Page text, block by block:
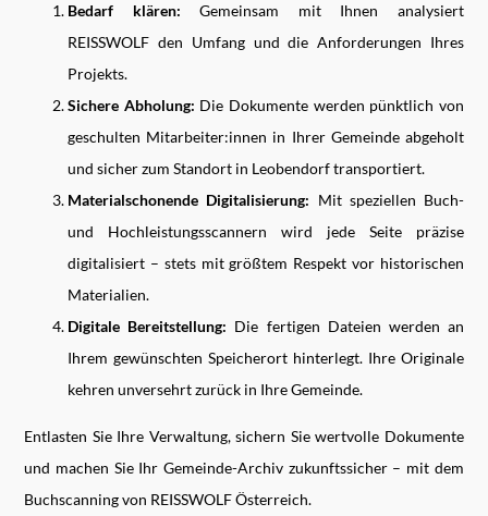
Bedarf klären: Gemeinsam mit Ihnen analysiert
REISSWOLF den Umfang und die Anforderungen Ihres
Projekts.
Sichere Abholung: Die Dokumente werden pünktlich von
geschulten Mitarbeiter:innen in Ihrer Gemeinde abgeholt
und sicher zum Standort in Leobendorf transportiert.
Materialschonende Digitalisierung: Mit speziellen Buch-
und Hochleistungsscannern wird jede Seite präzise
digitalisiert – stets mit größtem Respekt vor historischen
Materialien.
Digitale Bereitstellung: Die fertigen Dateien werden an
Ihrem gewünschten Speicherort hinterlegt. Ihre Originale
kehren unversehrt zurück in Ihre Gemeinde.
Entlasten Sie Ihre Verwaltung, sichern Sie wertvolle Dokumente
und machen Sie Ihr Gemeinde-Archiv zukunftssicher – mit dem
Buchscanning von REISSWOLF Österreich.